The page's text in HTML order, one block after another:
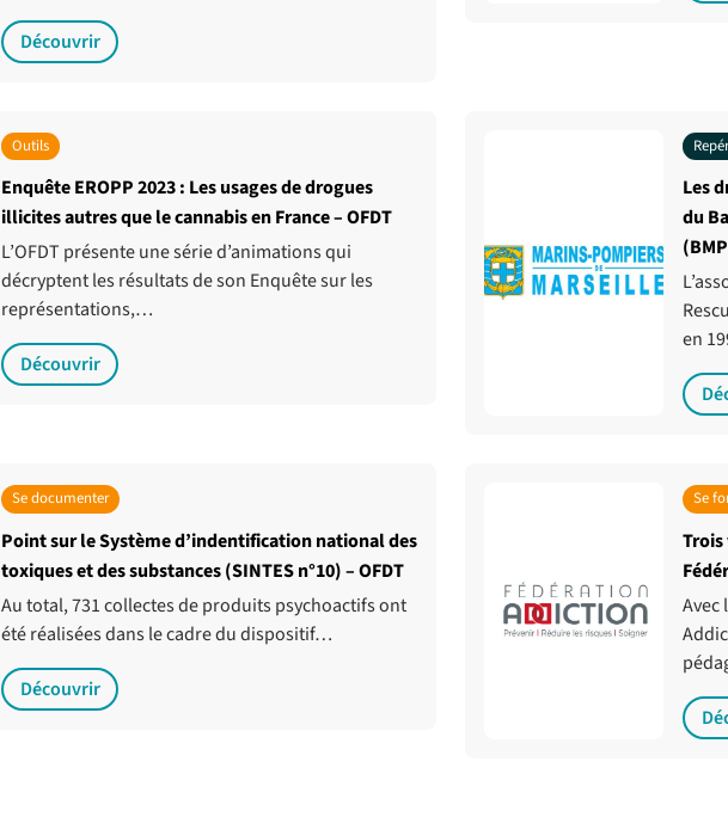
Découvrir
Outils
Enquête EROPP 2023 : Les usages de drogues
illicites autres que le cannabis en France – OFDT
L’OFDT présente une série d’animations qui
décryptent les résultats de son Enquête sur les
représentations,…
Découvrir
Les
du
en
Se documenter
Point sur le Système d’indentification national des
toxiques et des substances (SINTES n°10) – OFDT
Au total, 731 collectes de produits psychoactifs ont
été réalisées dans le cadre du dispositif…
Découvrir
Se
Trois
Avec